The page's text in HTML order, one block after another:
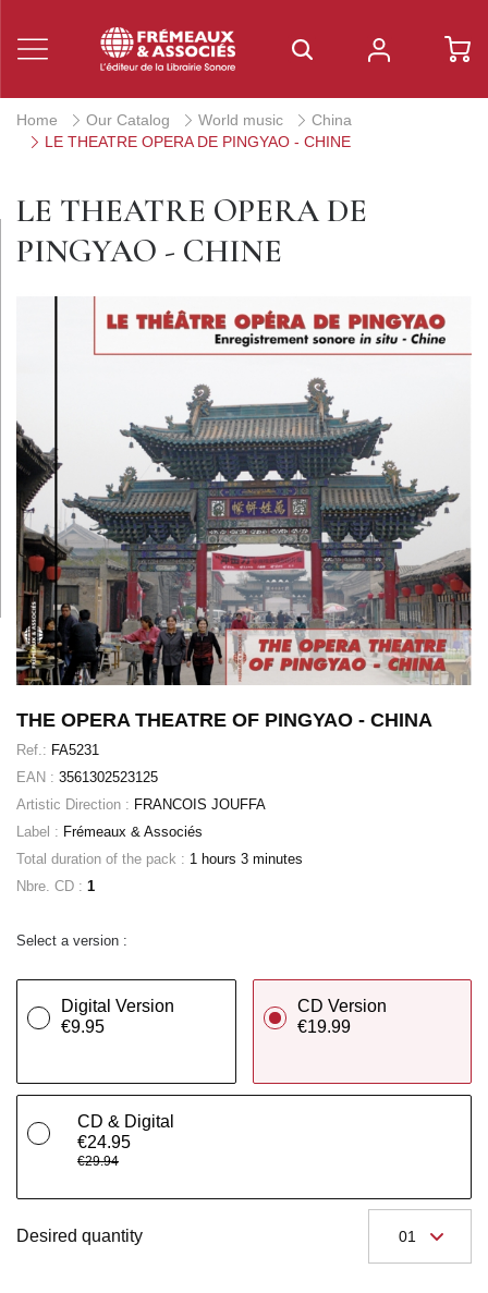
Home Our Catalog World music
China
LE THEATRE OPERA DE PINGYAO - CHINE
LE THEATRE OPERA DE
PINGYAO - CHINE
THE OPERA THEATRE OF PINGYAO - CHINA
Ref.: FA5231
EAN : 3561302523125
Artistic Direction : FRANCOIS JOUFFA
Label : Frémeaux & Associés
Total duration of the pack : 1 hours 3 minutes
Nbre. CD : 1
Select a version :
Digital Version
€9.95
CD Version
€19.99
CD & Digital
€24.95
€29.94
Desired quantity